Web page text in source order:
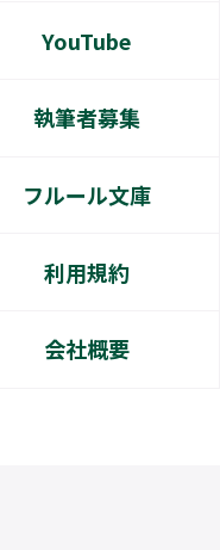
YouTube
執筆者募集
フルール文庫
利用規約
会社概要